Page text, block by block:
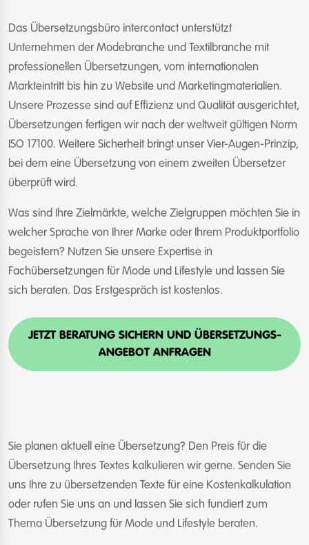
Das Übersetzungsbüro intercontact unterstützt
Unternehmen der Modebranche und Textilbranche mit
professionellen Übersetzungen, vom internationalen
Markteintritt bis hin zu Website und Marketingmaterialien.
Unsere Prozesse sind auf Effizienz und Qualität ausgerichtet,
Übersetzungen fertigen wir nach der weltweit gültigen Norm
ISO 17100. Weitere Sicherheit bringt unser Vier-Augen-Prinzip,
bei dem eine Übersetzung von einem zweiten Übersetzer
überprüft wird.
Was sind Ihre Zielmärkte, welche Zielgruppen möchten Sie in
welcher Sprache von Ihrer Marke oder Ihrem Produktportfolio
begeistern? Nutzen Sie unsere Expertise in
Fachübersetzungen für Mode und Lifestyle und lassen Sie
sich beraten. Das Erstgespräch ist kostenlos.
JETZT BERATUNG SICHERN UND ÜBERSETZUNGS-
ANGEBOT ANFRAGEN
Sie planen aktuell eine Übersetzung? Den Preis für die
Übersetzung Ihres Textes kalkulieren wir gerne. Senden Sie
uns Ihre zu übersetzenden Texte für eine Kostenkalkulation
oder rufen Sie uns an und lassen Sie sich fundiert zum
Thema Übersetzung für Mode und Lifestyle beraten.